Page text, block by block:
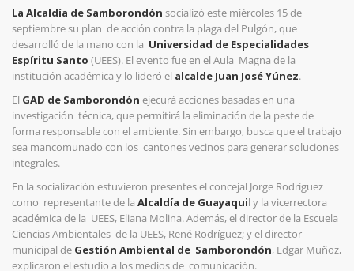
La Alcaldía de Samborondón socializó este miércoles 15 de
septiembre su plan de acción contra la plaga del Pulgón, que
desarrolló de la mano con la Universidad de Especialidades
Espíritu Santo (UEES). El evento fue en el Aula Magna de la
institución académica y lo lideró el alcalde Juan José Yúnez.
El GAD de Samborondón ejecurá acciones basadas en una
investigación técnica, que permitirá la eliminación de la peste de
forma responsable con el ambiente. Sin embargo, busca que el trabajo
sea mancomunado con los cantones vecinos para generar soluciones
integrales.
En la socialización estuvieron presentes el concejal Jorge Rodríguez
como representante de la Alcaldía de Guayaquil y la vicerrectora
académica de la UEES, Eliana Molina. Además, el director de la Escuela
Ciencias Ambientales de la UEES, René Rodríguez; y el director
municipal de Gestión Ambiental de Samborondón, Edgar Muñoz,
explicaron el estudio a los medios de comunicación.